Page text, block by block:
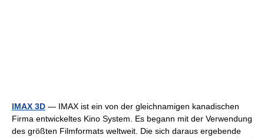
IMAX 3D — IMAX ist ein von der gleichnamigen kanadischen
Firma entwickeltes Kino System. Es begann mit der Verwendung
des größten Filmformats weltweit. Die sich daraus ergebende